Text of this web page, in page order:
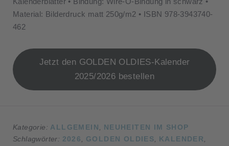
Material: Bilderdruck matt 250g/m2 • ISBN 978-3943740-
462
Jetzt den GOLDEN OLDIES-Kalender
2025/2026 bestellen
Kategorie: ALLGEMEIN
NEUHEITEN IM SHOP
Schlagwörter: 2026 GOLDEN OLDIES KALENDER